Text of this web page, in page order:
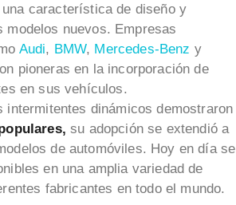
característica de diseño y
modelos nuevos. Empresas
Audi, BMW, Mercedes-Benz y
pioneras en la incorporación de
en sus vehículos.
intermitentes dinámicos demostraron
su adopción se extendió a
de automóviles. Hoy en día se
en una amplia variedad de
fabricantes en todo el mundo.